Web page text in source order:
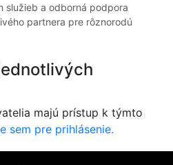
služieb a odborná podpora
partnera pre rôznorodú
majú prístup k týmto
sem pre prihlásenie.